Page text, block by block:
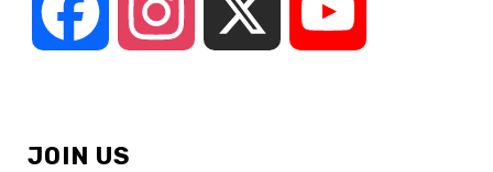
Facebook Instagram
JOIN US